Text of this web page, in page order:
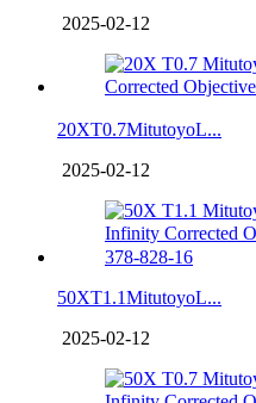
2025-02-12
20XT0.7MitutoyoL...
2025-02-12
50XT1.1MitutoyoL...
2025-02-12